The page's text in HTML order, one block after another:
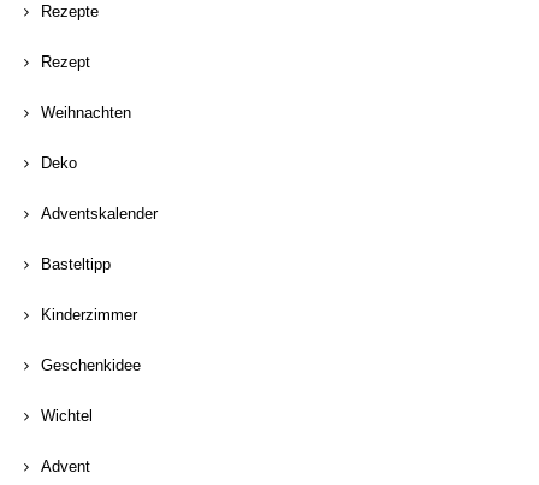
Rezepte
Rezept
Weihnachten
Deko
Adventskalender
Basteltipp
Kinderzimmer
Geschenkidee
Wichtel
Advent